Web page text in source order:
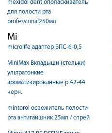
mexidol dent ополаскиватель
для полости рта
professional250мл
Mi
microlife адаптер БПС-6-0,5
MiniMax Вкладыши (стельки)
ультратонкие
ароматизированные р.42-44
черн.
mintorol освежитель полости
рта антигаишник 25мл / спрей